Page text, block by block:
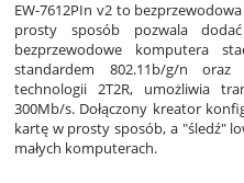
EW-7612PIn v2 to
prosty sposób pozwala
bezprzewodowe komputera
standardem 802.11b/g/n
technologii 2T2R, umożliwia
300Mb/s. Dołączony kreator
kartę w prosty sposób, a "śledź"
małych komputerach.